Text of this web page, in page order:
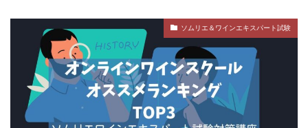
ソムリエ＆ワインエキスパート試験